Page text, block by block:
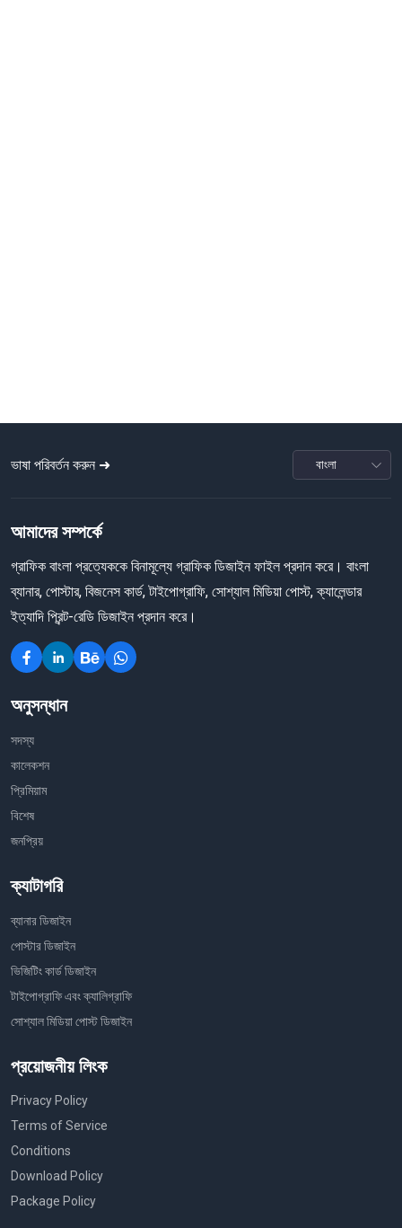
ভাষা পরিবর্তন করুন ➜
আমাদের সম্পর্কে
গ্রাফিক বাংলা প্রত্যেককে বিনামূল্যে গ্রাফিক ডিজাইন ফাইল প্রদান করে। বাংলা
ব্যানার, পোস্টার, বিজনেস কার্ড, টাইপোগ্রাফি, সোশ্যাল মিডিয়া পোস্ট, ক্যালেন্ডার
ইত্যাদি প্রিন্ট-রেডি ডিজাইন প্রদান করে।
অনুসন্ধান
সদস্য
কালেকশন
প্রিমিয়াম
বিশেষ
জনপ্রিয়
ক্যাটাগরি
ব্যানার ডিজাইন
পোস্টার ডিজাইন
ভিজিটিং কার্ড ডিজাইন
টাইপোগ্রাফি এবং ক্যালিগ্রাফি
সোশ্যাল মিডিয়া পোস্ট ডিজাইন
প্রয়োজনীয় লিংক
Privacy Policy
Terms of Service
Conditions
Download Policy
Package Policy